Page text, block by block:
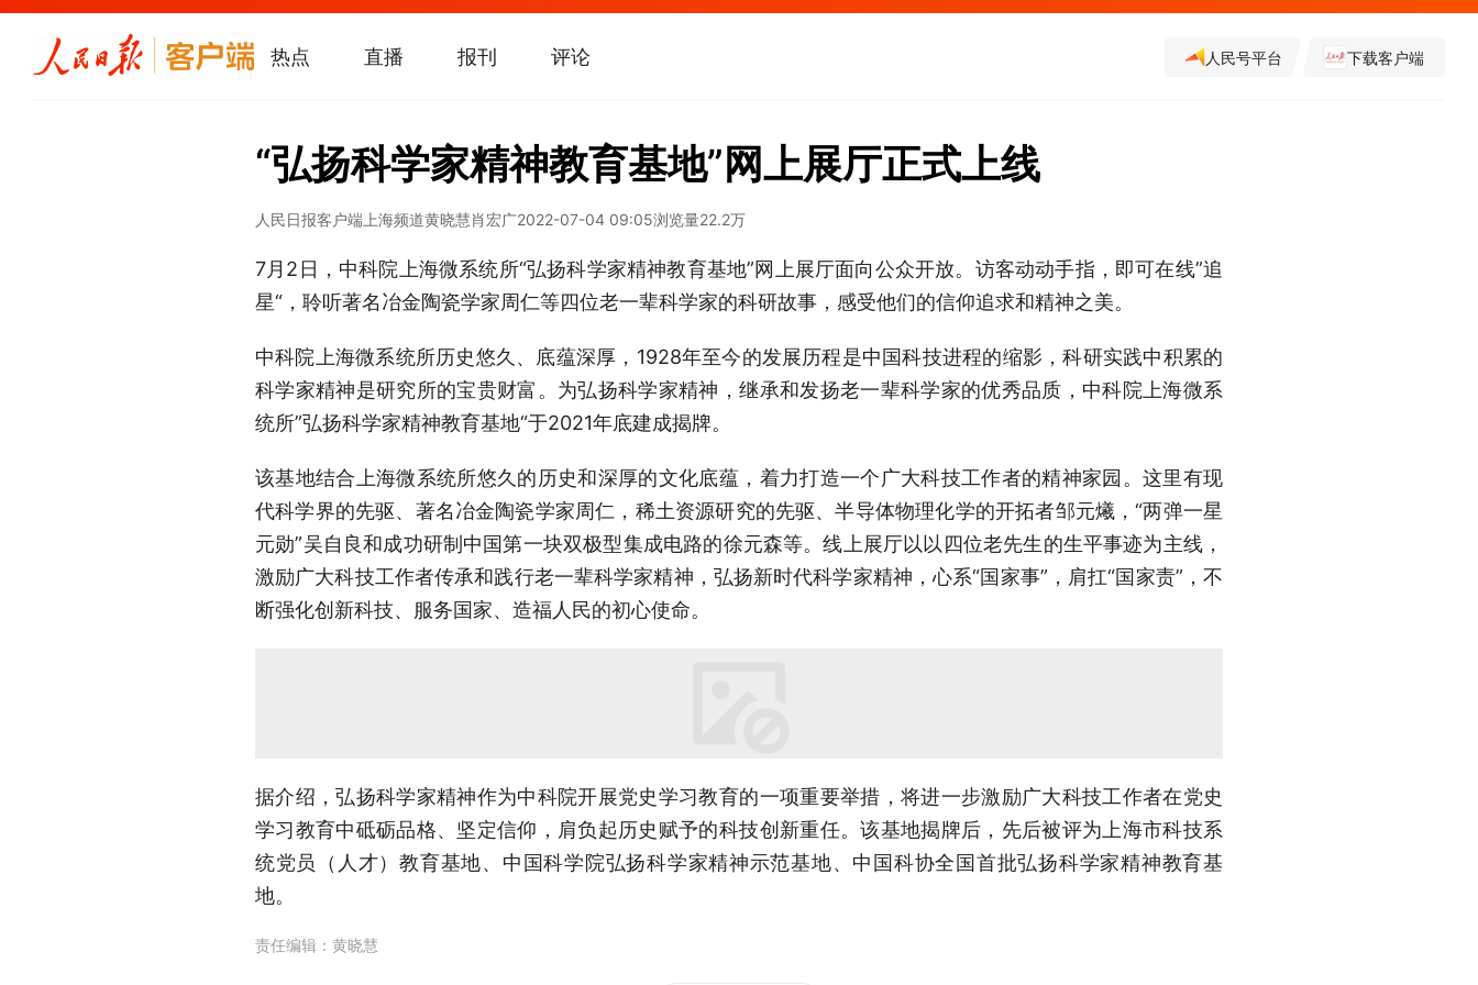
热点 直播 报刊 评论 人民号平台 下载客户端
“弘扬科学家精神教育基地”网上展厅正式上线
人民日报客户端上海频道黄晓慧肖宏广2022-07-04 09:05浏览量22.2万
7月2日，中科院上海微系统所“弘扬科学家精神教育基地”网上展厅面向公众开放。访客动动手指，即可在线”追
星“，聆听著名冶金陶瓷学家周仁等四位老一辈科学家的科研故事，感受他们的信仰追求和精神之美。
中科院上海微系统所历史悠久、底蕴深厚，1928年至今的发展历程是中国科技进程的缩影，科研实践中积累的
科学家精神是研究所的宝贵财富。为弘扬科学家精神，继承和发扬老一辈科学家的优秀品质，中科院上海微系
统所”弘扬科学家精神教育基地“于2021年底建成揭牌。
该基地结合上海微系统所悠久的历史和深厚的文化底蕴，着力打造一个广大科技工作者的精神家园。这里有现
代科学界的先驱、著名冶金陶瓷学家周仁，稀土资源研究的先驱、半导体物理化学的开拓者邹元爔，“两弹一星
元勋”吴自良和成功研制中国第一块双极型集成电路的徐元森等。线上展厅以以四位老先生的生平事迹为主线，
激励广大科技工作者传承和践行老一辈科学家精神，弘扬新时代科学家精神，心系“国家事”，肩扛“国家责”，不
断强化创新科技、服务国家、造福人民的初心使命。
据介绍，弘扬科学家精神作为中科院开展党史学习教育的一项重要举措，将进一步激励广大科技工作者在党史
学习教育中砥砺品格、坚定信仰，肩负起历史赋予的科技创新重任。该基地揭牌后，先后被评为上海市科技系
统党员（人才）教育基地、中国科学院弘扬科学家精神示范基地、中国科协全国首批弘扬科学家精神教育基
地。
责任编辑： 黄晓慧